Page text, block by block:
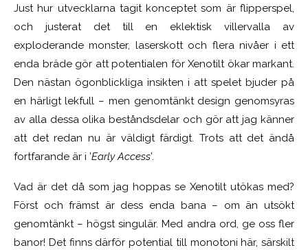
Just hur utvecklarna tagit konceptet som är flipperspel,
och justerat det till en eklektisk villervalla av
exploderande monster, laserskott och flera nivåer i ett
enda bräde gör att potentialen för Xenotilt ökar markant.
Den nästan ögonblickliga insikten i att spelet bjuder på
en härligt lekfull – men genomtänkt design genomsyras
av alla dessa olika beståndsdelar och gör att jag känner
att det redan nu är väldigt färdigt. Trots att det ändå
fortfarande är i ’Early Access’.
Vad är det då som jag hoppas se Xenotilt utökas med?
Först och främst är dess enda bana – om än utsökt
genomtänkt – högst singulär. Med andra ord, ge oss fler
banor! Det finns därför potential till monotoni här, särskilt